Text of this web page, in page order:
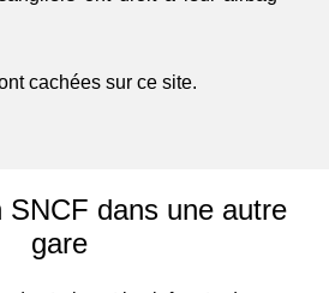
cachées sur ce site.
SNCF dans une autre
gare